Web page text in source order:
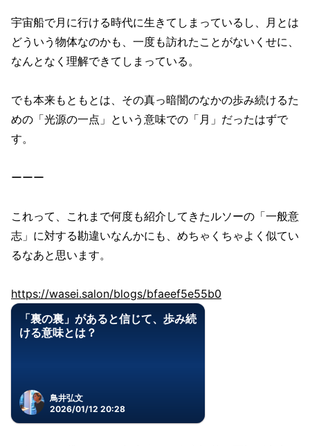
宇宙船で月に行ける時代に生きてしまっているし、月とは
どういう物体なのかも、一度も訪れたことがないくせに、
なんとなく理解できてしまっている。
でも本来もともとは、その真っ暗闇のなかの歩み続けるた
めの「光源の一点」という意味での「月」だったはずで
す。
ーーー
これって、これまで何度も紹介してきたルソーの「一般意
志」に対する勘違いなんかにも、めちゃくちゃよく似てい
るなあと思います。
https://wasei.salon/blogs/bfaeef5e55b0
「裏の裏」があると信じて、歩み続
ける意味とは？
鳥井弘文
2026/01/12 20:28